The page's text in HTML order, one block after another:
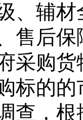
、辅
售后
采购
标的
查，